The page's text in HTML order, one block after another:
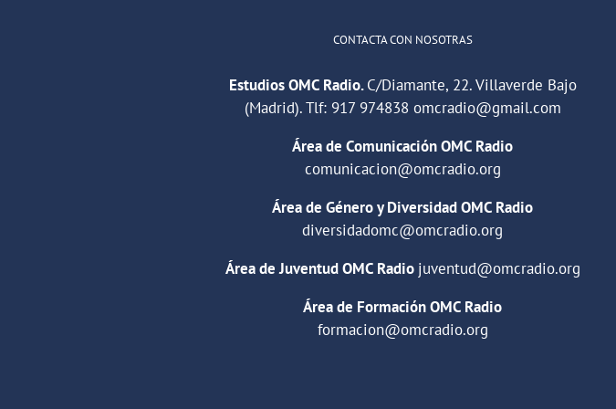
CONTACTA CON NOSOTRAS
Estudios OMC Radio.C/Diamante, 22. Villaverde Bajo
(Madrid). Tlf: 917 974838 omcradio@gmail.com
Área de Comunicación OMC Radio
comunicacion@omcradio.org
Área de Género y Diversidad OMC Radio
diversidadomc@omcradio.org
Área de Juventud OMC Radio juventud@omcradio.org
Área de Formación OMC Radio
formacion@omcradio.org